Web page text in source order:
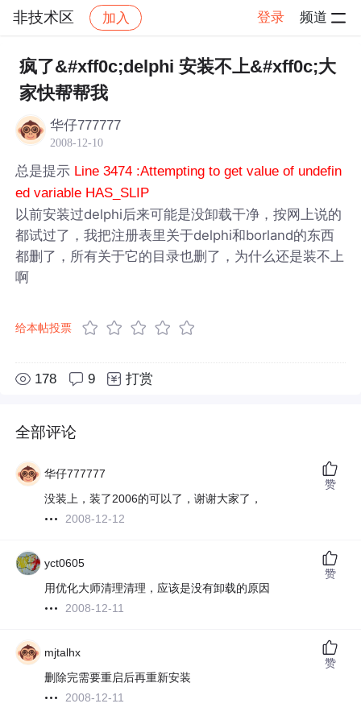
非技术区 加入 登录 频道
社区 非技术区 帖子详情
疯了&#xff0c;delphi 安装不上&#xff0c;大
家快帮帮我
华仔777777
2008-12-10
总是提示 Line 3474 :Attempting to get value of undefin
ed variable HAS_SLIP
以前安装过delphi后来可能是没卸载干净，按网上说的
都试过了，我把注册表里关于delphi和borland的东西
都删了，所有关于它的目录也删了，为什么还是装不上
啊
给本帖投票
178 9 打赏
全部评论
华仔777777
没装上，装了2006的可以了，谢谢大家了，
2008-12-12
赞
yct0605
用优化大师清理清理，应该是没有卸载的原因
2008-12-11
赞
mjtalhx
删除完需要重启后再重新安装
2008-12-11
赞